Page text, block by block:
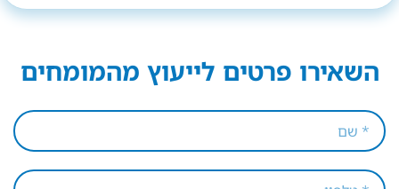
השאירו פרטים לייעוץ מהמומחים